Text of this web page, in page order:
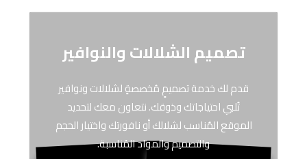
تصميم الشلالات والنوافير
قدم لك خدمة تصميمٍ مُخصصةٍ لشلالات ونوافير
تُلبي احتياجاتك وذوقك. نتعاون معك لتحديد
الموقع المُناسب لشلالك أو نافورتك واختيار الحجم
والتصميم والمواد المُناسبة.